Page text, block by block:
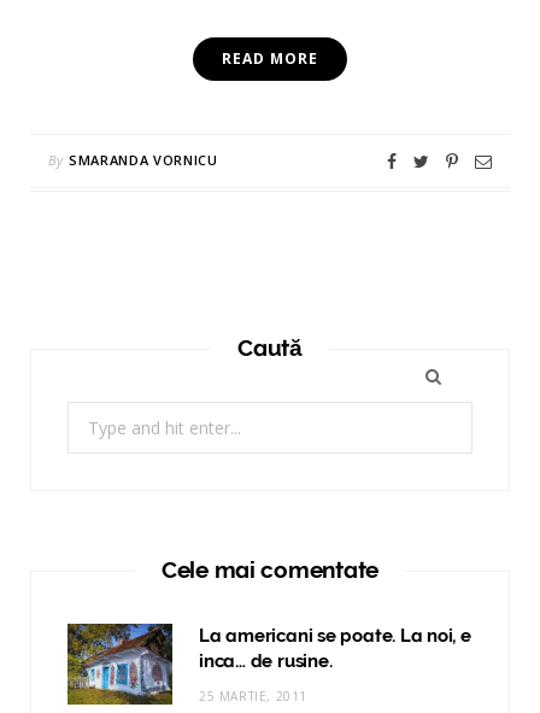
READ MORE
By SMARANDA VORNICU
Caută
for:
Cele mai comentate
La americani se poate. La noi, e
inca… de rusine.
25 MARTIE, 2011